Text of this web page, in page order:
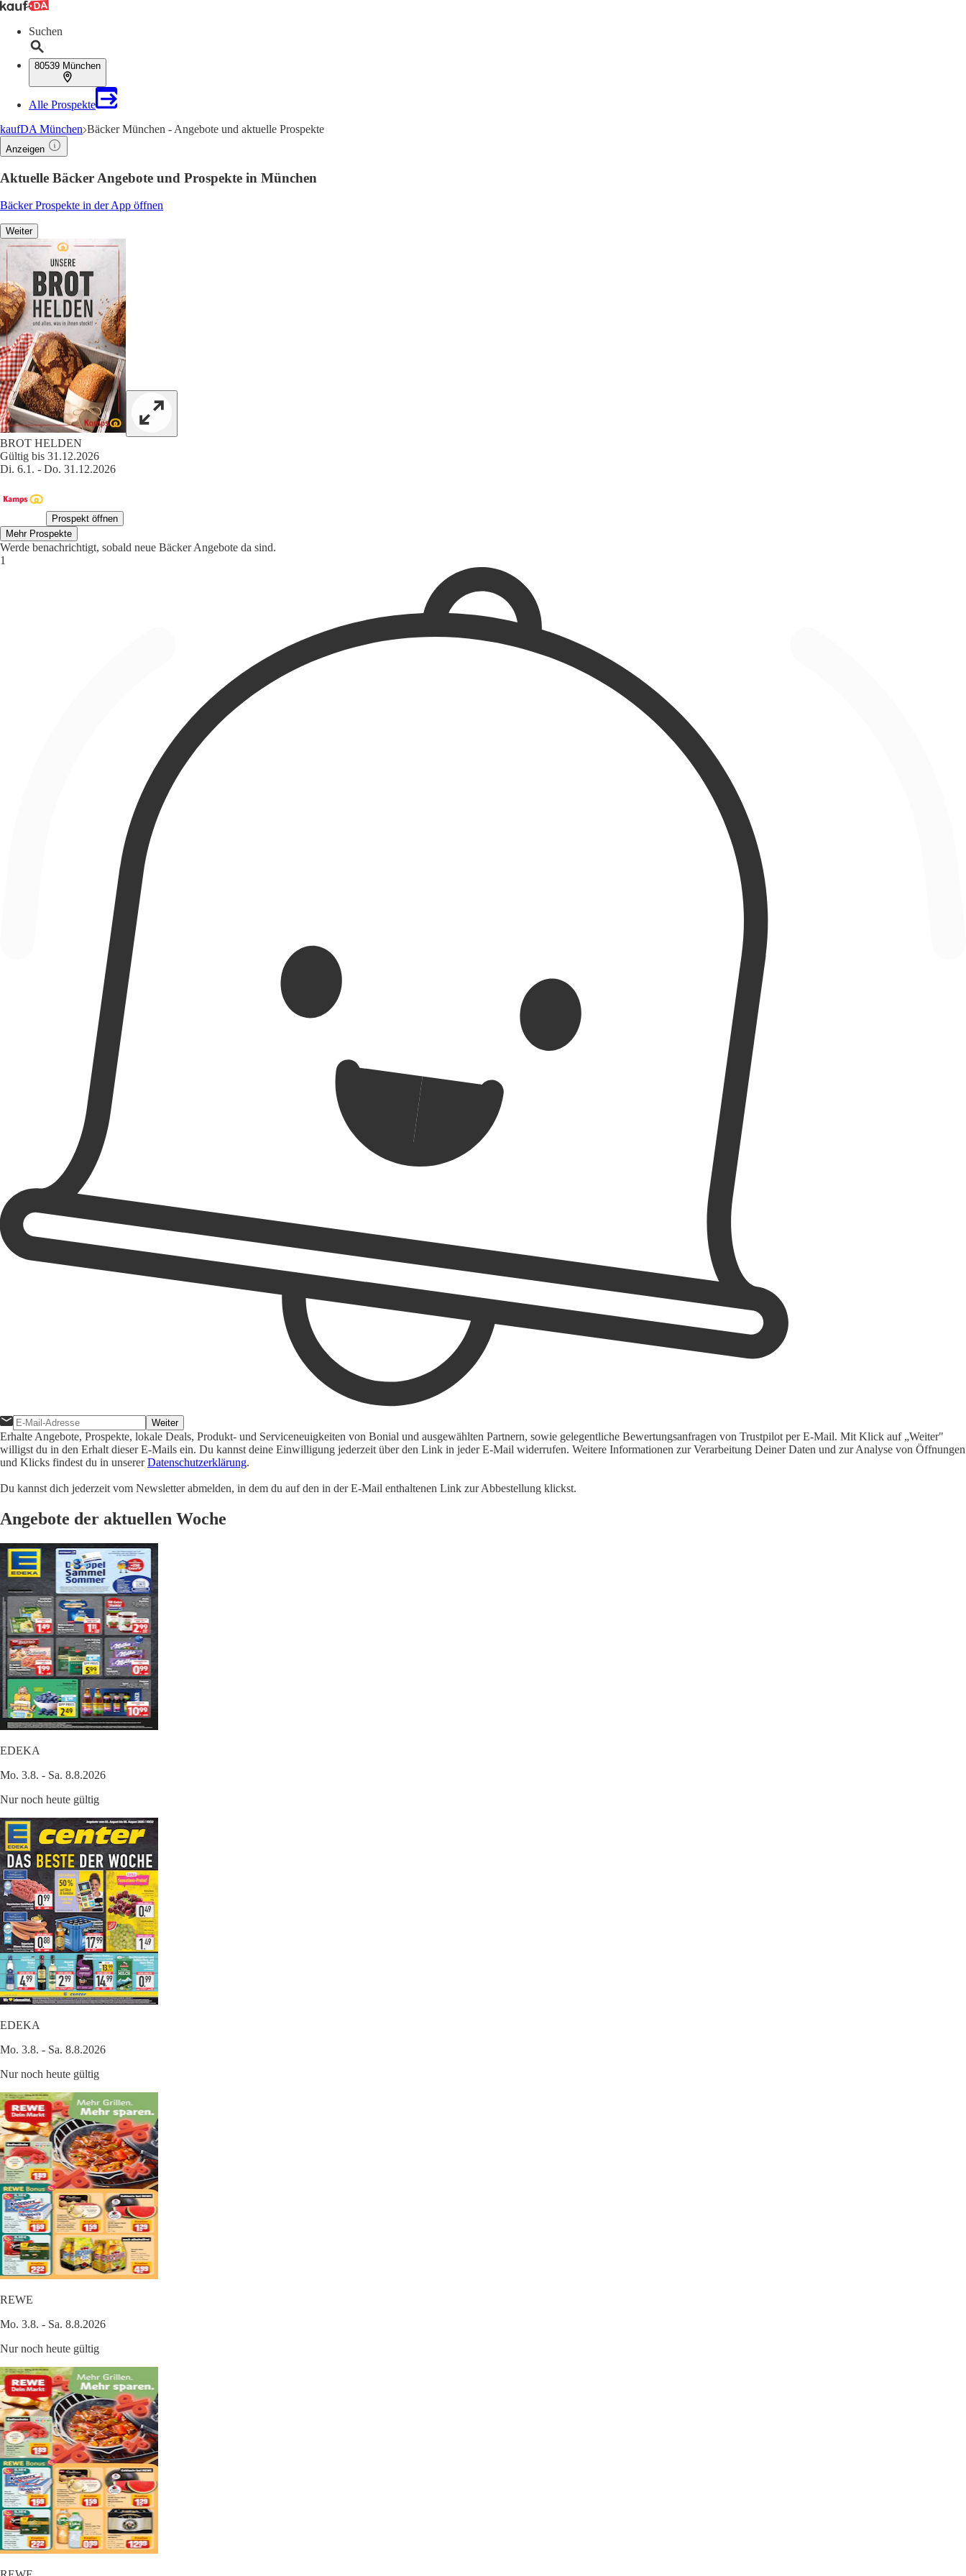
Suchen
80539 München
Alle Prospekte
kaufDA München Bäcker München - Angebote und aktuelle Prospekte
Anzeigen
Aktuelle Bäcker Angebote und Prospekte in München
Bäcker Prospekte in der App öffnen
Weiter
BROT HELDEN
Gültig bis 31.12.2026
Di. 6.1. - Do. 31.12.2026
Prospekt öffnen
Mehr Prospekte
Werde benachrichtigt, sobald neue Bäcker Angebote da sind.
Weiter
Erhalte Angebote, Prospekte, lokale Deals, Produkt- und Serviceneuigkeiten von Bonial und ausgewählten Partnern, sowie gelegentliche Bewertungsanfragen von Trustpilot per E-Mail. Mit Klick auf „Weiter"
willigst du in den Erhalt dieser E-Mails ein. Du kannst deine Einwilligung jederzeit über den Link in jeder E-Mail widerrufen. Weitere Informationen zur Verarbeitung Deiner Daten und zur Analyse von Öffnungen
und Klicks findest du in unsererDatenschutzerklärung.
Du kannst dich jederzeit vom Newsletter abmelden, in dem du auf den in der E-Mail enthaltenen Link zur Abbestellung klickst.
Angebote der aktuellen Woche
EDEKA
Mo. 3.8. - Sa. 8.8.2026
Nur noch heute gültig
EDEKA
Mo. 3.8. - Sa. 8.8.2026
Nur noch heute gültig
REWE
Mo. 3.8. - Sa. 8.8.2026
Nur noch heute gültig